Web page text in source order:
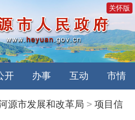
关怀版
开 办事 互动 市情
源市发展和改革局 >项目信